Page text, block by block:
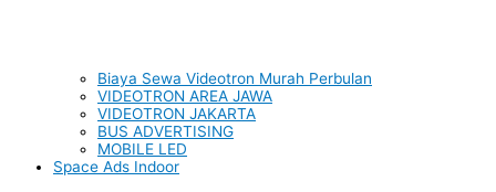
Biaya Sewa Videotron Murah Perbulan
VIDEOTRON AREA JAWA
VIDEOTRON JAKARTA
BUS ADVERTISING
MOBILE LED
Space Ads Indoor